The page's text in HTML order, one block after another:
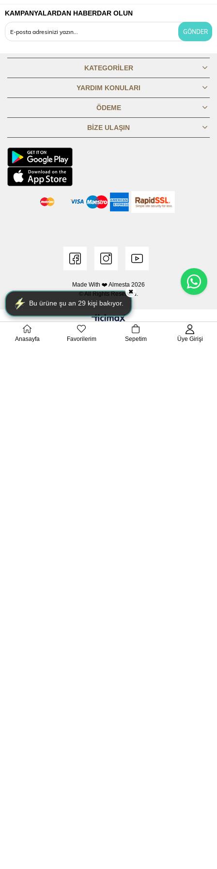
OMUZDAN
BOY
80,1 80,69 81,19 81,69 82,19 82,69 83,19
1/2
45,8 47,8 49,8 51,8 53,8 56,8 59,8 62,8
51,8 53,8 55,8 57,8 66,8
KAMPANYALARDAN HABERDAR OLUN
GÖNDER
KATEGORILER
YARDIM KONULARI
ÖDEME
BIZE ULAŞIN
Made With ❤️ Almesta 2026
© All Rights Reserved.
Anasayfa Favorilerim Sepetim Üye Girişi
✖
Bu ürüne şu an 29 kişi bakıyor.